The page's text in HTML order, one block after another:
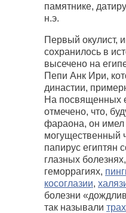
памятнике,
н.э.
Первый окулист,
сохранилось в
высечено на
Пепи Анк Ири,
династии,
На посвященных
отмечено, что,
фараона, он имел
могущественный
папирус египтян
глазных
геморрагиях,
косоглазии,
болезни
так называли